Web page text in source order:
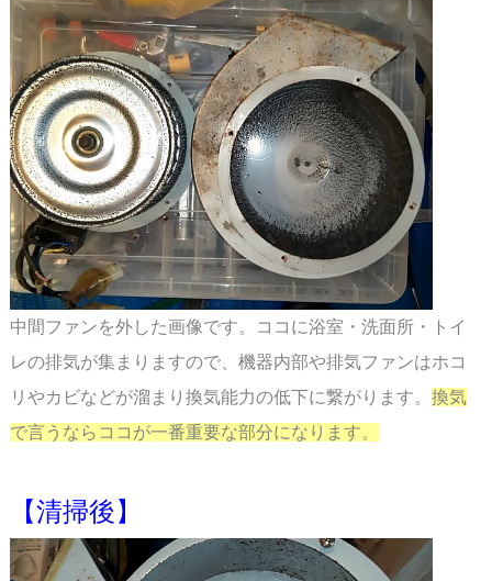
中間ファンを外した画像です。ココに浴室・洗面所・トイ
レの排気が集まりますので、機器内部や排気ファンはホコ
リやカビなどが溜まり換気能力の低下に繋がります。 換気
で言うなら ココが一番重要な部分になります。
【清掃後】